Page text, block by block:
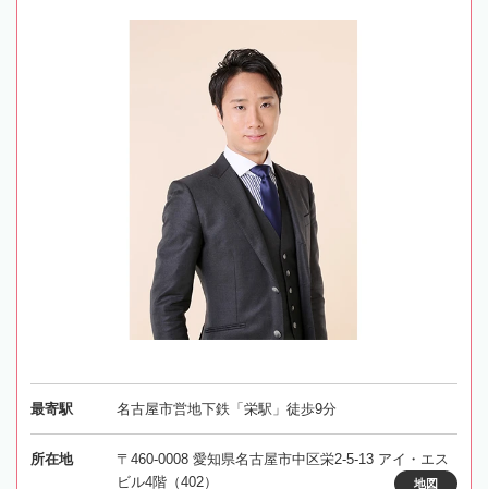
最寄駅 名古屋市営地下鉄「栄駅」徒歩9分
所在地
〒460-0008 愛知県名古屋市中区栄2-5-13 アイ・エス
ビル4階（402）
地図